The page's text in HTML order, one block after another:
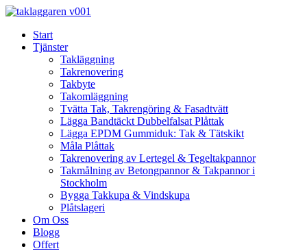
Skip
contentStart
Tjänster
Takläggning
Takrenovering
Takbyte
Takomläggning
Tvätta Tak, Takrengöring & Fasadtvätt
Lägga Bandtäckt Dubbelfalsat Plåttak
Lägga EPDM Gummiduk: Tak & Tätskikt
Måla Plåttak
Takrenovering av Lertegel & Tegeltakpannor
Takmålning av Betongpannor & Takpannor i
Stockholm
Bygga Takkupa & Vindskupa
Plåtslageri
Om Oss
Blogg
Offert